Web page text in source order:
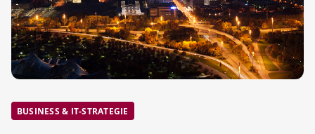
BUSINESS & IT-STRATEGIE